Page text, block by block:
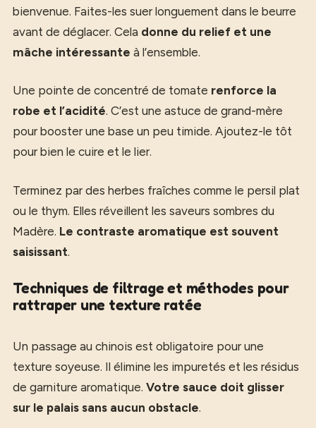
bienvenue. Faites-les suer longuement dans le beurre
avant de déglacer. Cela donne du relief et une
mâche intéressante à l’ensemble.
Une pointe de concentré de tomate renforce la
robe et l’acidité. C’est une astuce de grand-mère
pour booster une base un peu timide. Ajoutez-le tôt
pour bien le cuire et le lier.
Terminez par des herbes fraîches comme le persil plat
ou le thym. Elles réveillent les saveurs sombres du
Madère. Le contraste aromatique est souvent
saisissant.
Techniques de filtrage et méthodes pour
rattraper une texture ratée
Un passage au chinois est obligatoire pour une
texture soyeuse. Il élimine les impuretés et les résidus
de garniture aromatique. Votre sauce doit glisser
sur le palais sans aucun obstacle.